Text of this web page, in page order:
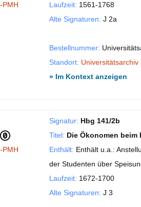
PMH
Laufzeit: 1561-1768
Alte Signaturen: J 2a
Bestellnummer:
Standort: Universitätsarchiv
» Im Kontext anzeigen
PMH
Signatur: Hbg 141/2b
Titel: Die Ökonomen
Enthält: Enthält u.a.:
der Studenten über
Laufzeit: 1672-1700
Alte Signaturen: J 3